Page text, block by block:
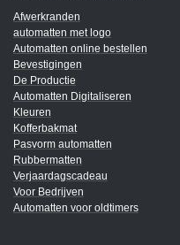
Afwerkranden
automatten met logo
Automatten online bestellen
Bevestigingen
De Productie
Automatten Digitaliseren
Kleuren
Kofferbakmat
Pasvorm automatten
Rubbermatten
Verjaardagscadeau
Voor Bedrijven
Automatten voor oldtimers